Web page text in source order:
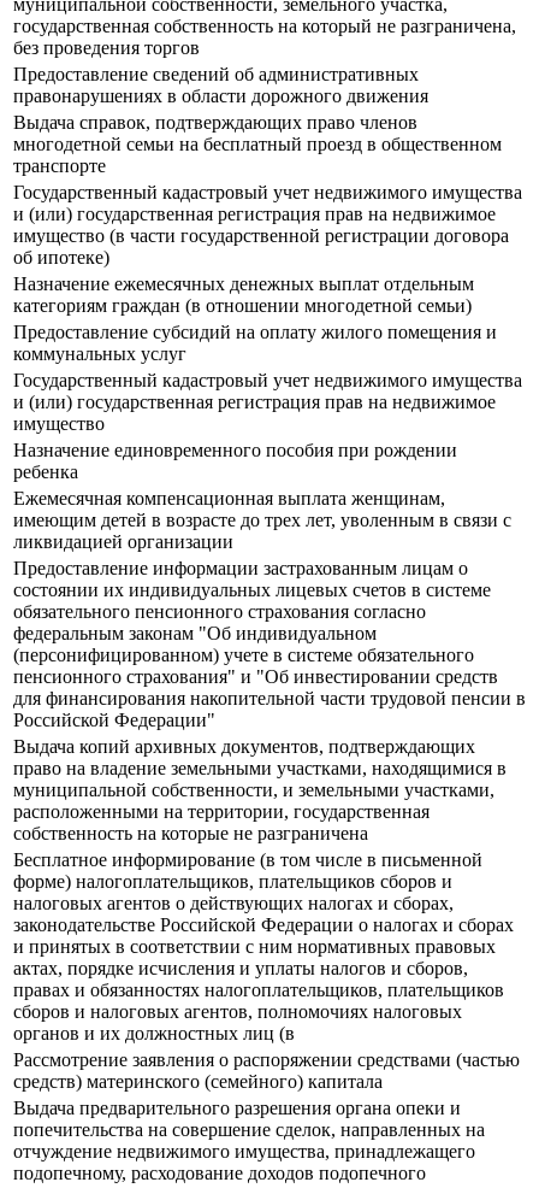
муниципальной собственности, земельного участка,
государственная собственность на который не разграничена,
без проведения торгов
Предоставление сведений об административных
правонарушениях в области дорожного движения
Выдача справок, подтверждающих право членов
многодетной семьи на бесплатный проезд в общественном
транспорте
Государственный кадастровый учет недвижимого имущества
и (или) государственная регистрация прав на недвижимое
имущество (в части государственной регистрации договора
об ипотеке)
Назначение ежемесячных денежных выплат отдельным
категориям граждан (в отношении многодетной семьи)
Предоставление субсидий на оплату жилого помещения и
коммунальных услуг
Государственный кадастровый учет недвижимого имущества
и (или) государственная регистрация прав на недвижимое
имущество
Назначение единовременного пособия при рождении
ребенка
Ежемесячная компенсационная выплата женщинам,
имеющим детей в возрасте до трех лет, уволенным в связи с
ликвидацией организации
Предоставление информации застрахованным лицам о
состоянии их индивидуальных лицевых счетов в системе
обязательного пенсионного страхования согласно
федеральным законам "Об индивидуальном
(персонифицированном) учете в системе обязательного
пенсионного страхования" и "Об инвестировании средств
для финансирования накопительной части трудовой пенсии в
Российской Федерации"
Выдача копий архивных документов, подтверждающих
право на владение земельными участками, находящимися в
муниципальной собственности, и земельными участками,
расположенными на территории, государственная
собственность на которые не разграничена
Бесплатное информирование (в том числе в письменной
форме) налогоплательщиков, плательщиков сборов и
налоговых агентов о действующих налогах и сборах,
законодательстве Российской Федерации о налогах и сборах
и принятых в соответствии с ним нормативных правовых
актах, порядке исчисления и уплаты налогов и сборов,
правах и обязанностях налогоплательщиков, плательщиков
сборов и налоговых агентов, полномочиях налоговых
органов и их должностных лиц (в
Рассмотрение заявления о распоряжении средствами (частью
средств) материнского (семейного) капитала
Выдача предварительного разрешения органа опеки и
попечительства на совершение сделок, направленных на
отчуждение недвижимого имущества, принадлежащего
подопечному, расходование доходов подопечного